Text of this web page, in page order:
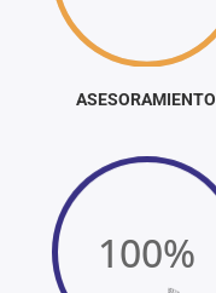
ASESORAMIENTO
100%